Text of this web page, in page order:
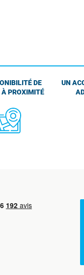
DE
À PROXIMITÉ
UN